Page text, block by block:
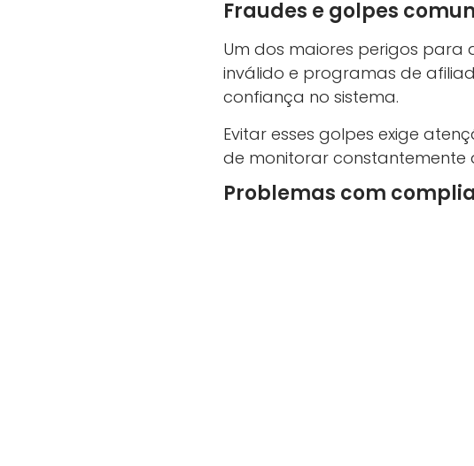
Fraudes e golpes
Um dos maiores perigos para
inválido e programas de
confiança no sistema.
Evitar esses golpes exige
de monitorar constantemente
Problemas com